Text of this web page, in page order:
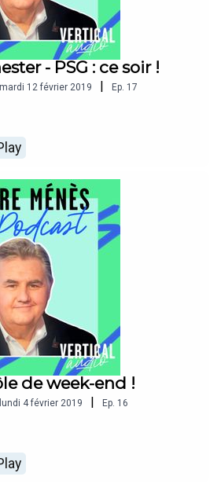
- PSG : ce soir !
mardi 12 février 2019 | Ep. 17
de week-end !
lundi 4 février 2019 | Ep. 16